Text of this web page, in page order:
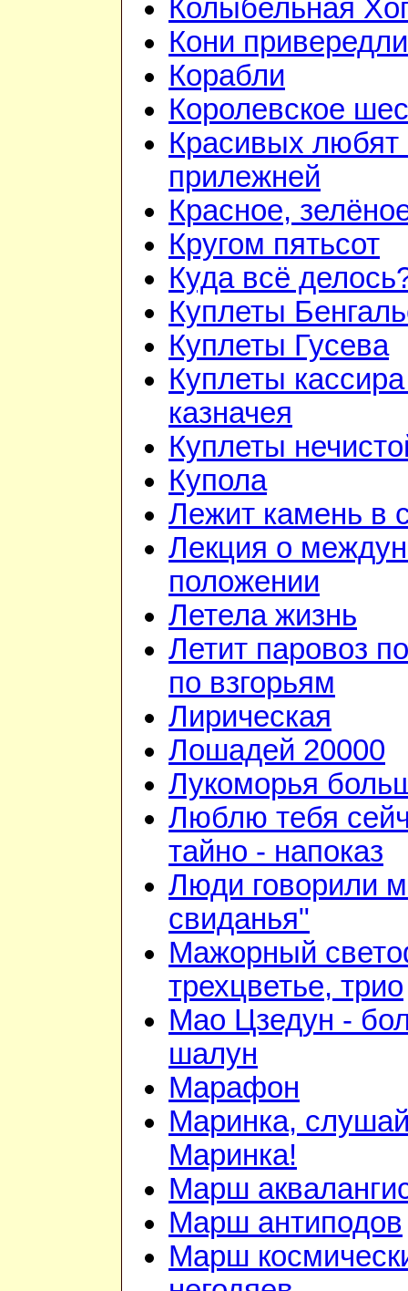
Колыбельная
Кони
Корабли
Королевское
Красивых
прилежней
Красное,
Кругом пятьсот
Куда всё
Куплеты
Куплеты Гусева
Куплеты
казначея
Куплеты
Купола
Лежит камень в
Лекция о
положении
Летела жизнь
Летит паровоз
по взгорьям
Лирическая
Лошадей 20000
Лукоморья
Люблю тебя
тайно - напоказ
Люди говорили
свиданья"
Мажорный
трехцветье, трио
Мао Цзедун -
шалун
Марафон
Маринка,
Маринка!
Марш
Марш антиподов
Марш